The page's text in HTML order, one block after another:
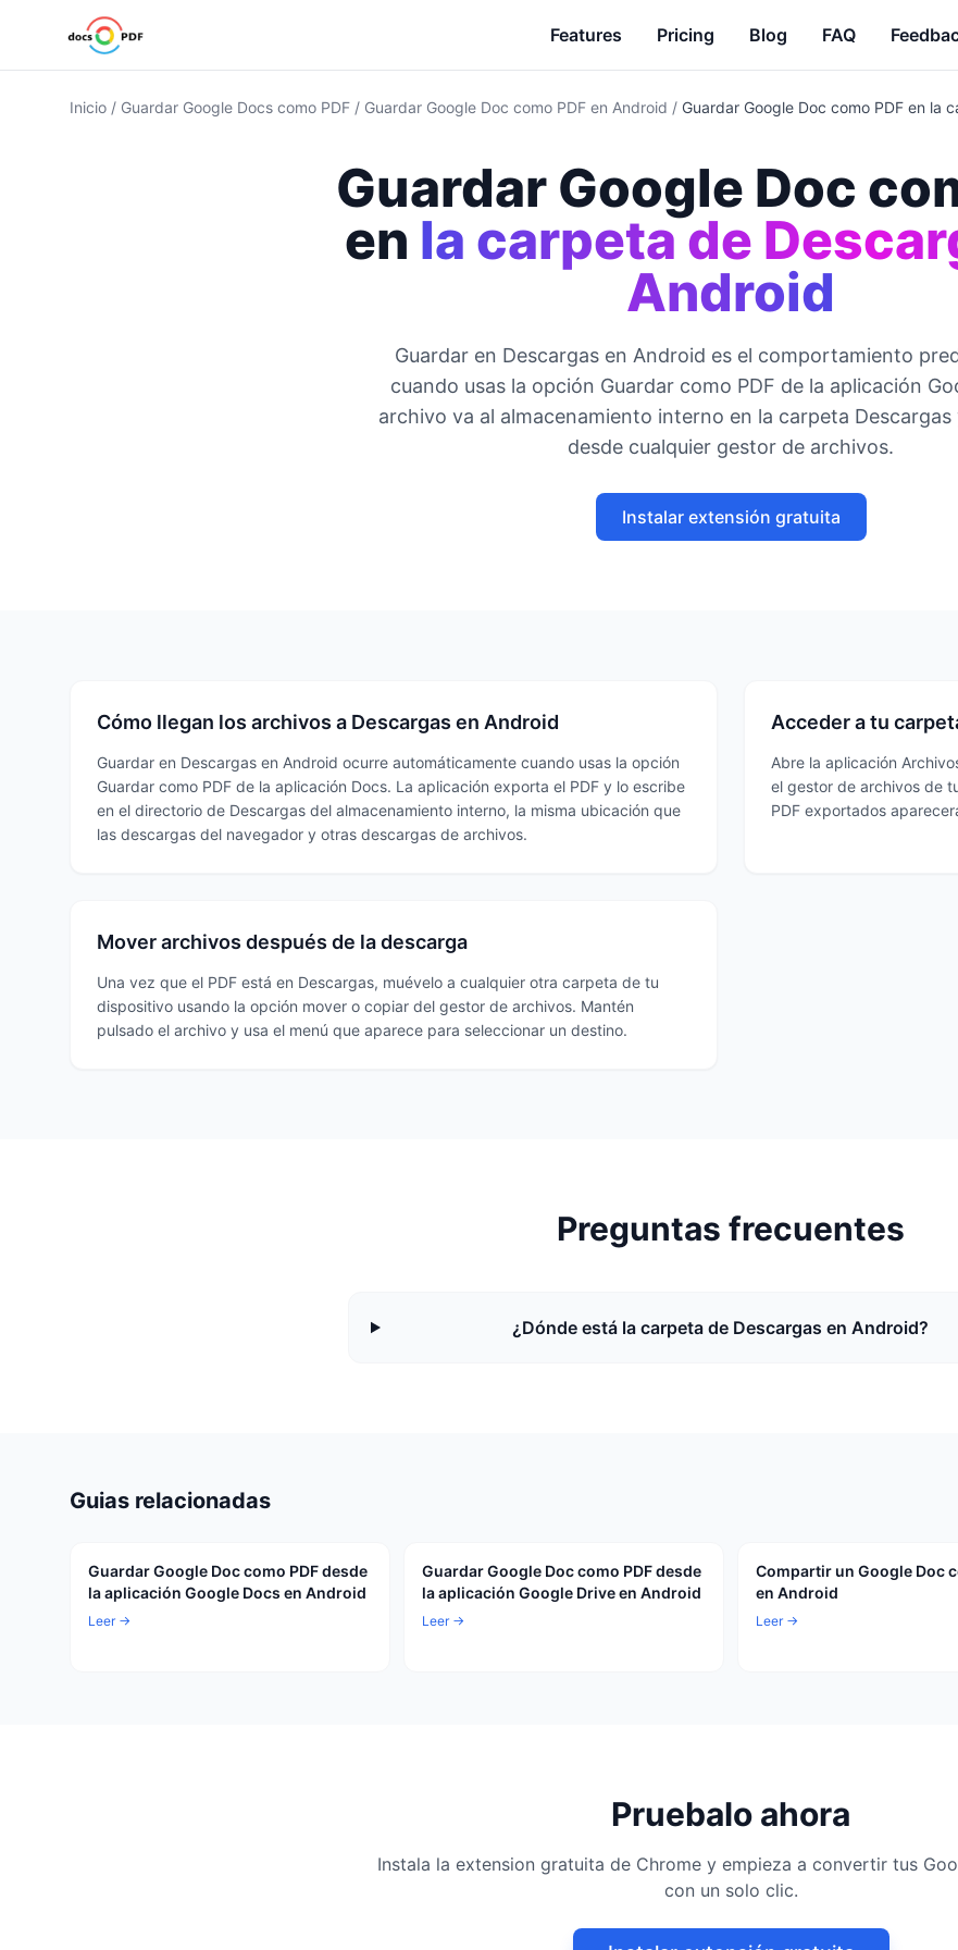
Features Pricing Blog FAQ
Inicio / Guardar Google Docs como PDF / Guardar Google Doc como PDF en Android / Guardar Google Doc como PDF en la
Guardar Google Doc
en la carpeta de
Android
Guardar en Descargas en Android es el comportamiento
cuando usas la opción Guardar como PDF de la aplicación
archivo va al almacenamiento interno en la carpeta Descargas
desde cualquier gestor de archivos.
Instalar extensión gratuita
Cómo llegan los archivos a Descargas en Android
Guardar en Descargas en Android ocurre automáticamente cuando usas la opción
Guardar como PDF de la aplicación Docs. La aplicación exporta el PDF y lo escribe
en el directorio de Descargas del almacenamiento interno, la misma ubicación que
las descargas del navegador y otras descargas de archivos.
Acceder a tu
Abre la aplicación
el gestor de archivos de
PDF exportados
Mover archivos después de la descarga
Una vez que el PDF está en Descargas, muévelo a cualquier otra carpeta de tu
dispositivo usando la opción mover o copiar del gestor de archivos. Mantén
pulsado el archivo y usa el menú que aparece para seleccionar un destino.
Preguntas frecuentes
¿Dónde está la carpeta de Descargas en Android?
Guias relacionadas
Guardar Google Doc como PDF desde
la aplicación Google Docs en Android
Leer →
Guardar Google Doc como PDF desde
la aplicación Google Drive en Android
Leer →
Compartir un Google Doc
en Android
Leer →
Pruebalo ahora
Instala la extension gratuita de Chrome y empieza a convertir tus
con un solo clic.